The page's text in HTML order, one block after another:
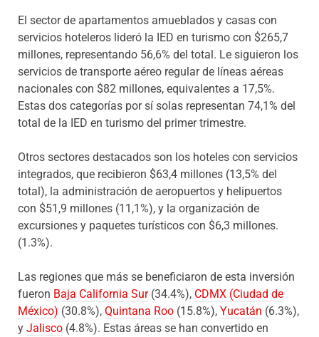
El sector de apartamentos amueblados y casas con
servicios hoteleros lideró la IED en turismo con $265,7
millones, representando 56,6% del total. Le siguieron los
servicios de transporte aéreo regular de líneas aéreas
nacionales con $82 millones, equivalentes a 17,5%.
Estas dos categorías por sí solas representan 74,1% del
total de la IED en turismo del primer trimestre.
Otros sectores destacados son los hoteles con servicios
integrados, que recibieron $63,4 millones (13,5% del
total), la administración de aeropuertos y helipuertos
con $51,9 millones (11,1%), y la organización de
excursiones y paquetes turísticos con $6,3 millones.
(1.3%).
Las regiones que más se beneficiaron de esta inversión
fueron Baja California Sur(34.4%), CDMX (Ciudad de
México) (30.8%), Quintana Roo (15.8%), Yucatán (6.3%),
y Jalisco (4.8%). Estas áreas se han convertido en